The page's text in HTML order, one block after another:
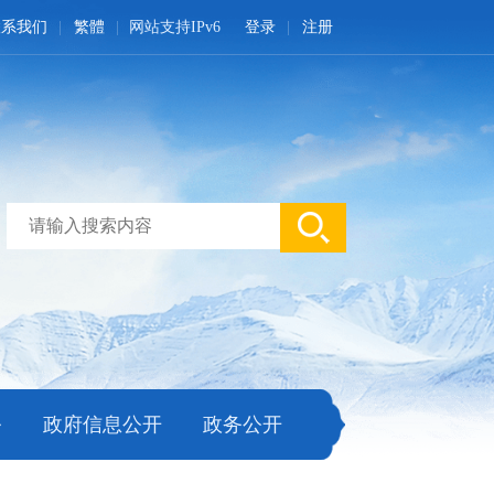
登录 注册
网站支持IPv6
我们 繁體
政府信息公开 政务公开